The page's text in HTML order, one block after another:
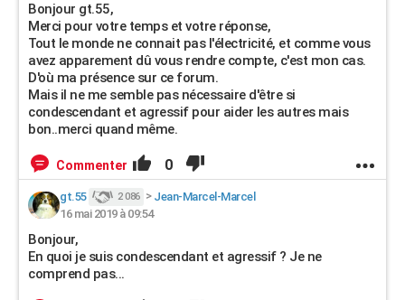
Bonjour gt.55,
Merci pour votre temps et votre réponse,
Tout le monde ne connait pas l'électricité, et comme vous
avez apparement dû vous rendre compte, c'est mon cas.
D'où ma présence sur ce forum.
Mais il ne me semble pas nécessaire d'être si
condescendant et agressif pour aider les autres mais
bon..merci quand même.
Commenter 0
gt.55 2 086 > Jean-Marcel-Marcel
16 mai 2019 à 09:54
Bonjour,
En quoi je suis condescendant et agressif ? Je ne
comprend pas...